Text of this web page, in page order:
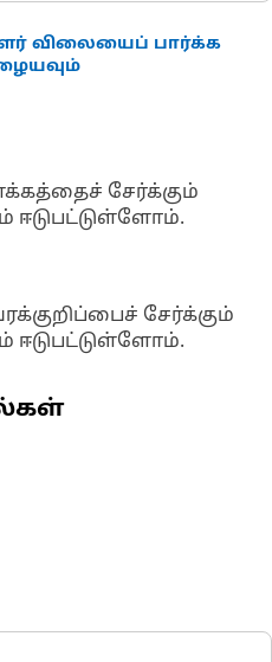
விலையைப் பார்க்க
சேர்க்கும்
ஈடுபட்டுள்ளோம்.
சேர்க்கும்
ஈடுபட்டுள்ளோம்.